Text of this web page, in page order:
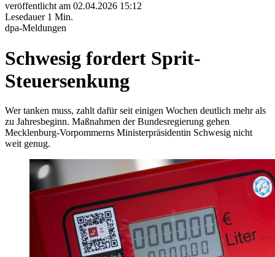
veröffentlicht am 02.04.2026 15:12
Lesedauer 1 Min.
dpa-Meldungen
Schwesig fordert Sprit-
Steuersenkung
Wer tanken muss, zahlt dafür seit einigen Wochen deutlich mehr als
zu Jahresbeginn. Maßnahmen der Bundesregierung gehen
Mecklenburg-Vorpommerns Ministerpräsidentin Schwesig nicht
weit genug.